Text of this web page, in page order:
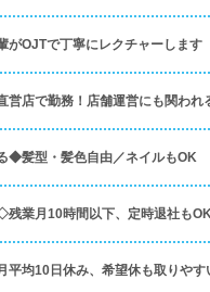
OJTで丁寧にレクチャーします
店で勤務！店舗運営にも関われ
◆髪型・髪色自由／ネイルもOK
業月10時間以下、定時退社もOK
均10日休み、希望休も取りやす